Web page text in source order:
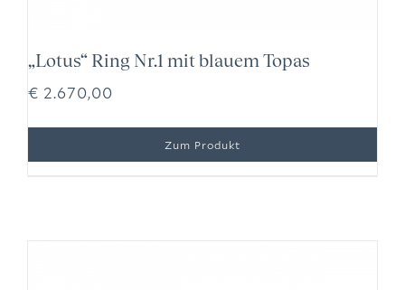
„Lotus“ Ring Nr.1 mit blauem Topas
€ 2.670,00